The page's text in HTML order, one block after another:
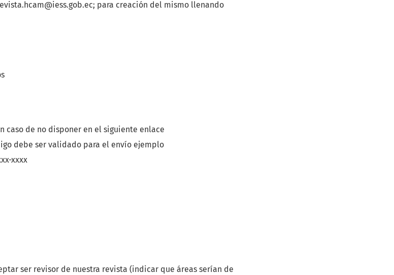
para creación del mismo llenando
caso de no disponer en el siguiente enlace
debe ser validado para el envío ejemplo
xxxx
ser revisor de nuestra revista (indicar que áreas serían de